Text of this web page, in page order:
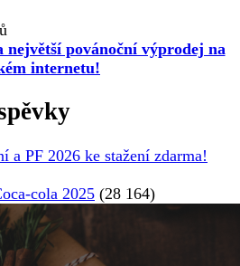
povánoční výprodej na
internetu!
a PF 2026 ke stažení zdarma!
cola 2025 (28 164)